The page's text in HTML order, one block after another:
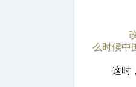
么时候中
这时，